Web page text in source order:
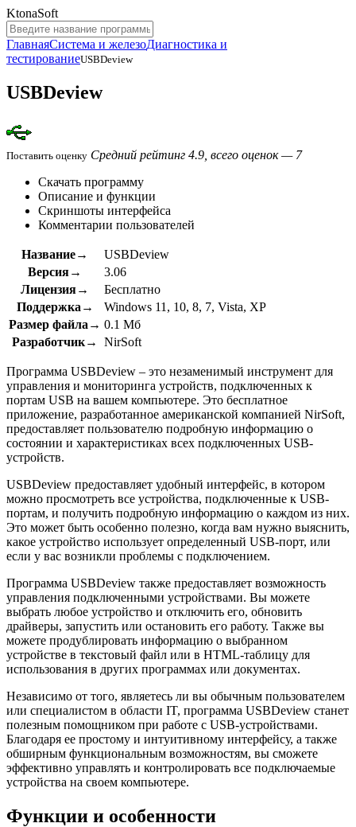
KtonaSoft
ГлавнаяСистема и железоДиагностика и
тестированиеUSBDeview
USBDeview
Поставить оценку Средний рейтинг 4.9, всего оценок — 7
Скачать программу
Описание и функции
Скриншоты интерфейса
Комментарии пользователей
Название→
USBDeview
Версия→
3.06
Лицензия→
Бесплатно
Поддержка→
Windows 11, 10, 8, 7, Vista, XP
Размер файла→ 0.1 Мб
Разработчик→
NirSoft
Программа USBDeview – это незаменимый инструмент для
управления и мониторинга устройств, подключенных к
портам USB на вашем компьютере. Это бесплатное
приложение, разработанное американской компанией NirSoft,
предоставляет пользователю подробную информацию о
состоянии и характеристиках всех подключенных USB-
устройств.
USBDeview предоставляет удобный интерфейс, в котором
можно просмотреть все устройства, подключенные к USB-
портам, и получить подробную информацию о каждом из них.
Это может быть особенно полезно, когда вам нужно выяснить,
какое устройство использует определенный USB-порт, или
если у вас возникли проблемы с подключением.
Программа USBDeview также предоставляет возможность
управления подключенными устройствами. Вы можете
выбрать любое устройство и отключить его, обновить
драйверы, запустить или остановить его работу. Также вы
можете продублировать информацию о выбранном
устройстве в текстовый файл или в HTML-таблицу для
использования в других программах или документах.
Независимо от того, являетесь ли вы обычным пользователем
или специалистом в области IT, программа USBDeview станет
полезным помощником при работе с USB-устройствами.
Благодаря ее простому и интуитивному интерфейсу, а также
обширным функциональным возможностям, вы сможете
эффективно управлять и контролировать все подключаемые
устройства на своем компьютере.
Функции и особенности